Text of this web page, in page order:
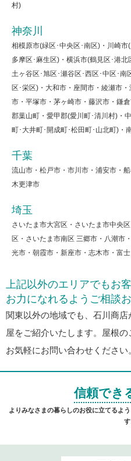
村)
神奈川
相模原市(緑区･中央区･南区)・川崎市
多摩区･麻生区)・横浜市(鶴見区･港
土ヶ谷区･旭区･瀬谷区･西区･中区･南
区･栄区)・大和市・座間市・綾瀬市
市・平塚市・茅ヶ崎市・藤沢市・鎌
郡葉山町・愛甲郡(愛川町･清川村)・
町･大井町･開成町･松田町･山北町)・
千葉
流山市・松戸市・市川市・浦安市・
木更津市
埼玉
さいたま市大宮区・さいたま市中央
区・さいたま市南区 三郷市・八潮市
光市・朝霞市・新座市・志木市・富
上記以外のエリアでもお
お力になれるようご相談
関東以外の地域でも、石川商
屋をご紹介いたします。屋根
お気軽にお問い合わせください
信頼でき
よりみなさまの暮らしのお役に立てるよ
す